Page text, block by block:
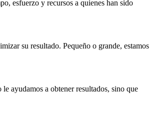
esfuerzo y recursos a quienes han sido
su resultado. Pequeño o grande, estamos
ayudamos a obtener resultados, sino que